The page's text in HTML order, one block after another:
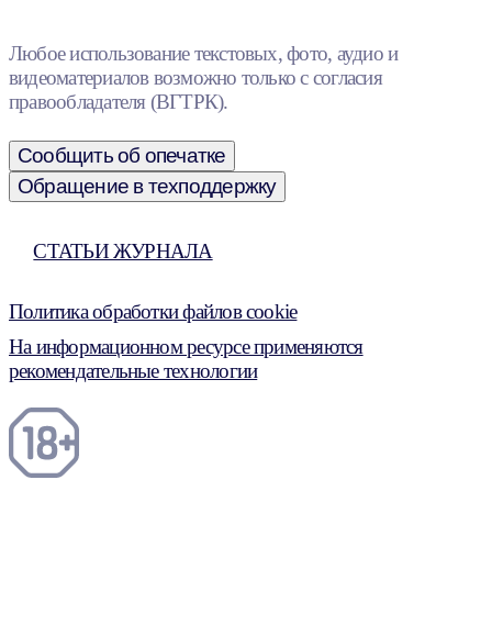
Любое использование текстовых, фото, аудио и
видеоматериалов возможно только с согласия
правообладателя (ВГТРК).
Сообщить об опечатке
Обращение в техподдержку
СТАТЬИ ЖУРНАЛА
Политика обработки файлов cookie
На информационном ресурсе применяются
рекомендательные технологии